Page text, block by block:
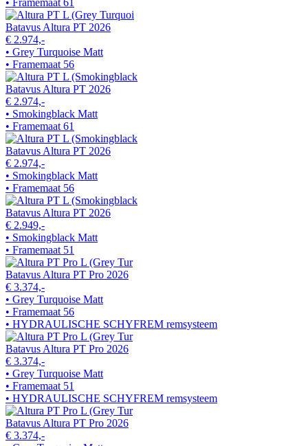
• Framemaat 61
Batavus Altura PT 2026
€ 2.974,-
• Grey Turquoise Matt
• Framemaat 56
Batavus Altura PT 2026
€ 2.974,-
• Smokingblack Matt
• Framemaat 61
Batavus Altura PT 2026
€ 2.974,-
• Smokingblack Matt
• Framemaat 56
Batavus Altura PT 2026
€ 2.949,-
• Smokingblack Matt
• Framemaat 51
Batavus Altura PT Pro 2026
€ 3.374,-
• Grey Turquoise Matt
• Framemaat 56
• HYDRAULISCHE SCHYFREM remsysteem
Batavus Altura PT Pro 2026
€ 3.374,-
• Grey Turquoise Matt
• Framemaat 51
• HYDRAULISCHE SCHYFREM remsysteem
Batavus Altura PT Pro 2026
€ 3.374,-